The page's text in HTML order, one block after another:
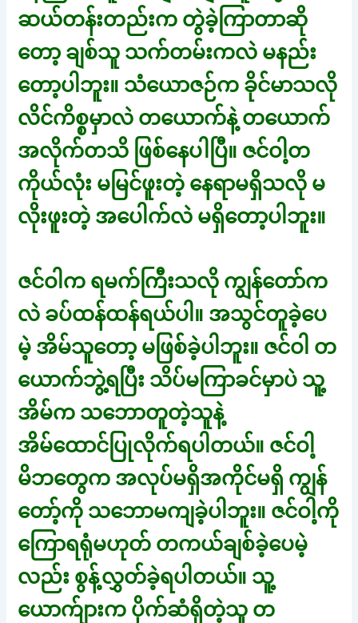
ဆယ်တန်းတည်းက တွဲခဲ့ကြာတာဆို
တော့ ချစ်သူ သက်တမ်းကလဲ မနည်း
တော့ပါဘူး။ သံယောဇဉ်က ခိုင်မာသလို
လိင်ကိစ္စမှာလဲ တယောက်နဲ့ တယောက်
အလိုက်တသိ ဖြစ်နေပါပြီ။ ဇင်ဝါ့တ
ကိုယ်လုံး မမြင်ဖူးတဲ့ နေရာမရှိသလို မ
လိုးဖူးတဲ့ အပေါက်လဲ မရှိတော့ပါဘူး။
ဇင်ဝါက ရမက်ကြီးသလို ကျွန်တော်က
လဲ ခပ်ထန်ထန်ရယ်ပါ။ အသွင်တူခဲ့ပေ
မဲ့ အိမ်သူတော့ မဖြစ်ခဲ့ပါဘူး။ ဇင်ဝါ တ
ယောက်ဘွဲ့ရပြီး သိပ်မကြာခင်မှာပဲ သူ့
အိမ်က သဘောတူတဲ့သူနဲ့
အိမ်ထောင်ပြုလိုက်ရပါတယ်။ ဇင်ဝါ့
မိဘတွေက အလုပ်မရှိအကိုင်မရှိ ကျွန်
တော့်ကို သဘောမကျခဲ့ပါဘူး။ ဇင်ဝါ့ကို
ကြောရရုံမဟုတ် တကယ်ချစ်ခဲ့ပေမဲ့
လည်း စွန့်လွှတ်ခဲ့ရပါတယ်။ သူ့
ယောက်ျားက ပိုက်ဆံရှိတဲ့သူ တ